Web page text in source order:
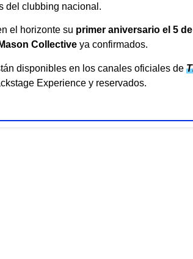
del clubbing nacional.
el horizonte su primer aniversario el 5
Mason Collective ya confirmados.
disponibles en los canales oficiales de
Experience y reservados.